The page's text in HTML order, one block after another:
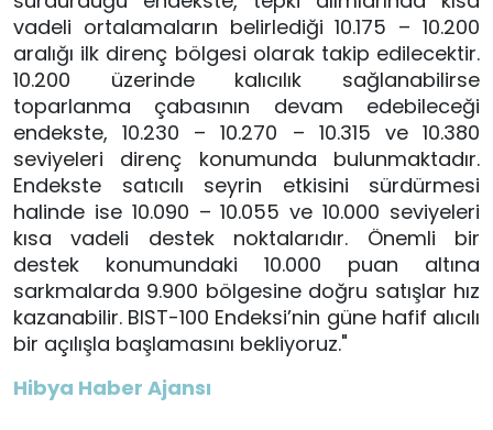
vadeli ortalamaların belirlediği 10.175 – 10.200
aralığı ilk direnç bölgesi olarak takip edilecektir.
10.200 üzerinde kalıcılık sağlanabilirse
toparlanma çabasının devam edebileceği
endekste, 10.230 – 10.270 – 10.315 ve 10.380
seviyeleri direnç konumunda bulunmaktadır.
Endekste satıcılı seyrin etkisini sürdürmesi
halinde ise 10.090 – 10.055 ve 10.000 seviyeleri
kısa vadeli destek noktalarıdır. Önemli bir
destek konumundaki 10.000 puan altına
sarkmalarda 9.900 bölgesine doğru satışlar hız
kazanabilir. BIST-100 Endeksi’nin güne hafif alıcılı
bir açılışla başlamasını bekliyoruz."
Hibya Haber Ajansı